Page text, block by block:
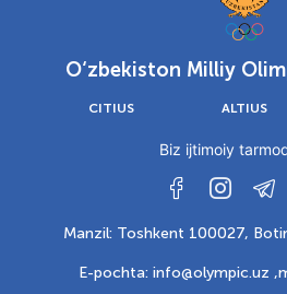
O‘zbekiston Milliy
CITIUS ALTIUS
Biz ijtimoiy
Manzil: Toshkent 100027,
E-pochta: info@olympic.uz ,